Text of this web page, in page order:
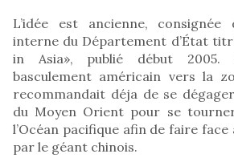
L’idée est ancienne,
interne du Département d’État
in Asia», publié début
basculement américain vers la
recommandait déja de se
du Moyen Orient pour se
l’Océan pacifique afin de faire
par le géant chinois.